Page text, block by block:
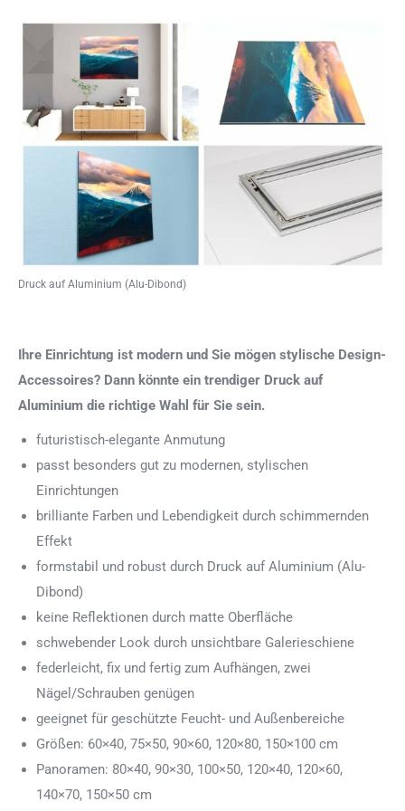
Druck auf Aluminium (Alu-Dibond)
Ihre Einrichtung ist modern und Sie mögen stylische Design-
Accessoires? Dann könnte ein trendiger Druck auf
Aluminium die richtige Wahl für Sie sein.
futuristisch-elegante Anmutung
passt besonders gut zu modernen, stylischen
Einrichtungen
brilliante Farben und Lebendigkeit durch schimmernden
Effekt
formstabil und robust durch Druck auf Aluminium (Alu-
Dibond)
keine Reflektionen durch matte Oberfläche
schwebender Look durch unsichtbare Galerieschiene
federleicht, fix und fertig zum Aufhängen, zwei
Nägel/Schrauben genügen
geeignet für geschützte Feucht- und Außenbereiche
Größen: 60×40, 75×50, 90×60, 120×80, 150×100 cm
Panoramen: 80×40, 90×30, 100×50, 120×40, 120×60,
140×70, 150×50 cm